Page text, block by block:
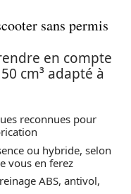
sans permis
en compte
cm³ adapté à
reconnues pour
ou hybride, selon
vous en ferez
ABS, antivol,